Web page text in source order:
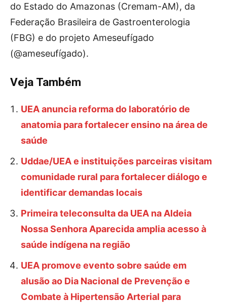
do Estado do Amazonas (Cremam-AM), da
Federação Brasileira de Gastroenterologia
(FBG) e do projeto Ameseufígado
(@ameseufígado).
Veja Também
UEA anuncia reforma do laboratório de
anatomia para fortalecer ensino na área de
saúde
Uddae/UEA e instituições parceiras visitam
comunidade rural para fortalecer diálogo e
identificar demandas locais
Primeira teleconsulta da UEA na Aldeia
Nossa Senhora Aparecida amplia acesso à
saúde indígena na região
UEA promove evento sobre saúde em
alusão ao Dia Nacional de Prevenção e
Combate à Hipertensão Arterial para